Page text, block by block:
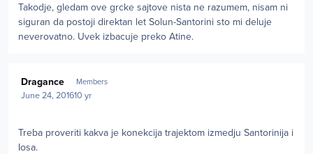
Takodje, gledam ove grcke sajtove nista ne razumem, nisam ni
siguran da postoji direktan let Solun-Santorini sto mi deluje
neverovatno. Uvek izbacuje preko Atine.
Dragance Members
June 24, 201610 yr
Treba proveriti kakva je konekcija trajektom izmedju Santorinija i
Iosa.